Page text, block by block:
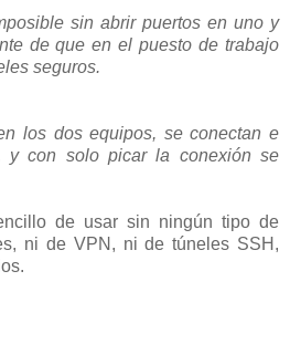
sin abrir puertos en uno y
de que en el puesto de trabajo
seguros.
los dos equipos, se conectan e
y con solo picar la conexión se
de usar sin ningún tipo de
ni de VPN, ni de túneles SSH,